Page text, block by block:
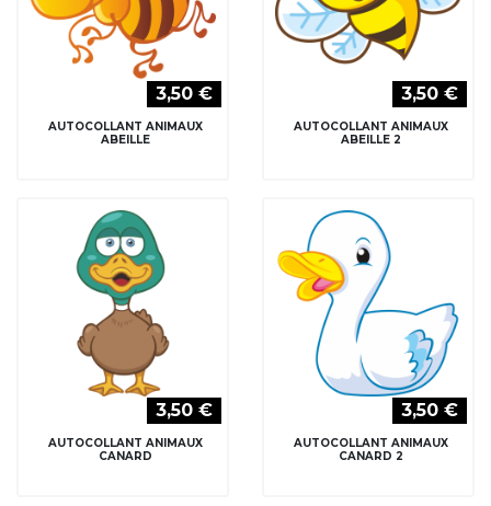
3,50 €
AUTOCOLLANT ANIMAUX
ABEILLE
3,50 €
AUTOCOLLANT ANIMAUX
ABEILLE 2
3,50 €
AUTOCOLLANT ANIMAUX
CANARD
3,50 €
AUTOCOLLANT ANIMAUX
CANARD 2